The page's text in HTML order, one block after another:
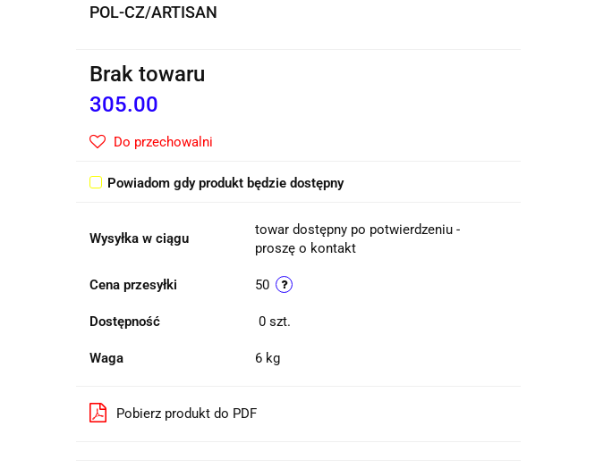
POL-CZ/ARTISAN
Brak towaru
305.00
Do przechowalni
Powiadom gdy produkt będzie dostępny
Wysyłka w ciągu
towar dostępny po potwierdzeniu -
proszę o kontakt
Cena przesyłki 50
Dostępność 0 szt.
Waga 6 kg
Pobierz produkt do PDF